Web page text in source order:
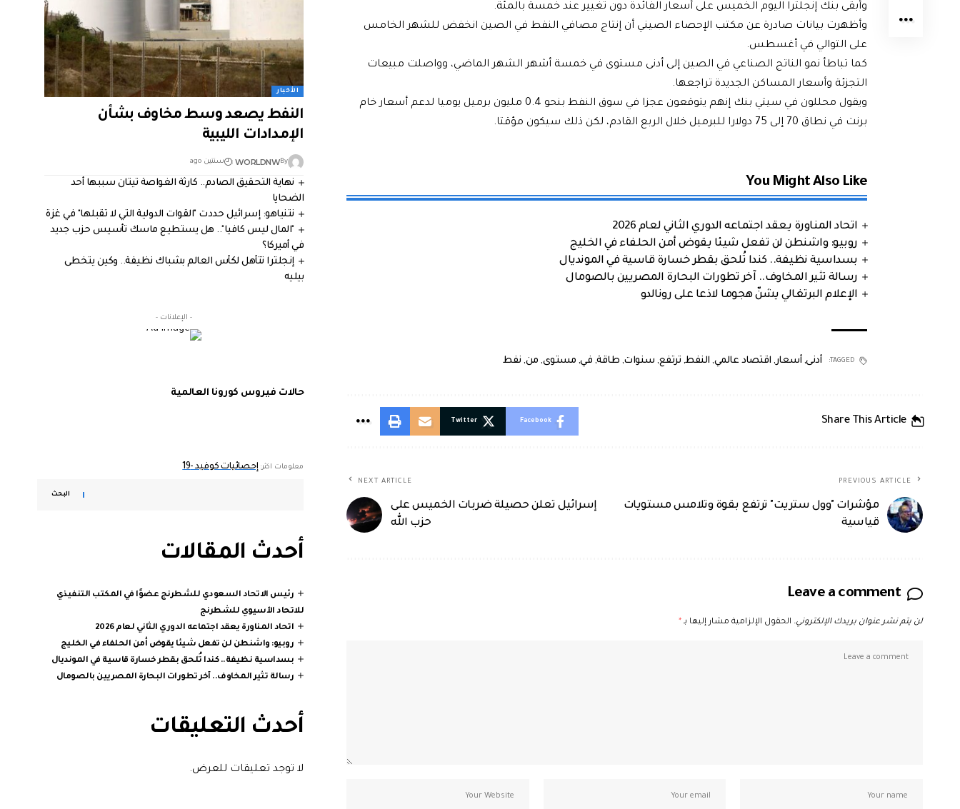
وأبقى بنك إنجلترا اليوم الخميس على أسعار الفائدة دون تغيير عند خمسة بالمئة.
وأظهرت بيانات صادرة عن مكتب الإحصاء الصيني أن إنتاج مصافي النفط في الصين انخفض للشهر الخامس
على التوالي في أغسطس.
كما تباطأ نمو الناتج الصناعي في الصين إلى أدنى مستوى في خمسة أشهر الشهر الماضي، وواصلت مبيعات
التجزئة وأسعار المساكن الجديدة تراجعها.
ويقول محللون في سيتي بنك إنهم يتوقعون عجزا في سوق النفط بنحو 0.4 مليون برميل يوميا لدعم أسعار خام
برنت في نطاق 70 إلى 75 دولارا للبرميل خلال الربع القادم، لكن ذلك سيكون مؤقتا.
You Might Also Like
اتحاد المناورة يعقد اجتماعه الدوري الثاني لعام 2026
روبيو: واشنطن لن تفعل شيئا يقوض أمن الحلفاء في الخليج
بسداسية نظيفة.. كندا تُلحق بقطر خسارة قاسية في المونديال
رسالة تثير المخاوف.. آخر تطورات البحارة المصريين بالصومال
الإعلام البرتغالي يشنّ هجوما لاذعا على رونالدو
TAGGED: أدنى, أسعار , اقتصاد عالمي, النفط, ترتفع, سنوات, طاقة, في, مستوى, من, نفط
Share This Article
Facebook
Twitter
PREVIOUS ARTICLE
مؤشرات "وول ستريت" ترتفع بقوة وتلامس مستويات
قياسية
NEXT ARTICLE
إسرائيل تعلن حصيلة ضربات الخميس على
حزب الله
Leave a comment
لن يتم نشر عنوان بريدك الإلكتروني. الحقول الإلزامية مشار إليها بـ*
الأخبار
النفط يصعد وسط مخاوف بشأن
الإمدادات الليبية
By
WORLDNW سنتين ago
نهاية التحقيق الصادم.. كارثة الغواصة تيتان سببها أحد
الضحايا
نتنياهو: إسرائيل حددت "القوات الدولية التي لا تقبلها" في غزة
"المال ليس كافيا".. هل يستطيع ماسك تأسيس حزب جديد
في أميركا؟
إنجلترا تتأهل لكأس العالم بشباك نظيفة.. وكين يتخطى
بيليه
- الإعلانات -
حالات فيروس كورونا العالمية
معلومات اكثر: إحصائيات كوفيد -19
البحث
أحدث المقالات
رئيس الاتحاد السعودي للشطرنج عضوًا في المكتب التنفيذي
للاتحاد الآسيوي للشطرنج
اتحاد المناورة يعقد اجتماعه الدوري الثاني لعام 2026
روبيو: واشنطن لن تفعل شيئا يقوض أمن الحلفاء في الخليج
بسداسية نظيفة.. كندا تُلحق بقطر خسارة قاسية في المونديال
رسالة تثير المخاوف.. آخر تطورات البحارة المصريين بالصومال
أحدث التعليقات
لا توجد تعليقات للعرض.